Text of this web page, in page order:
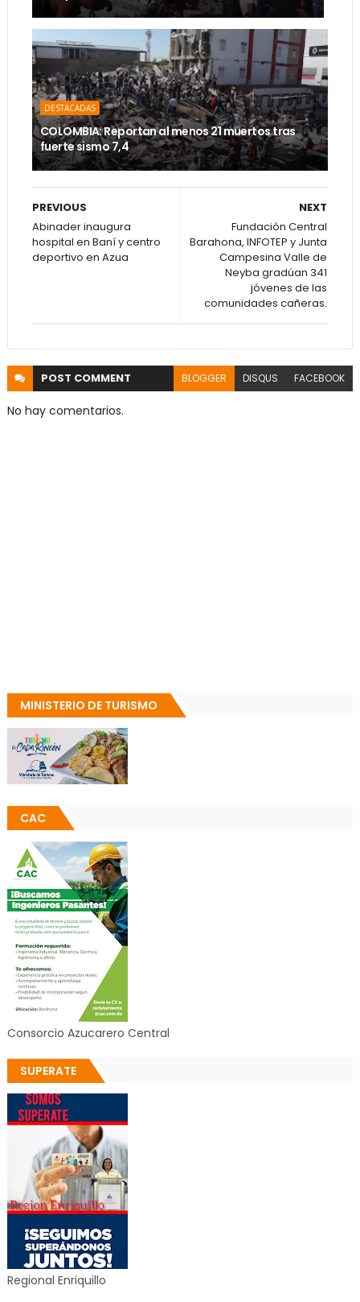
DESTACADAS
COLOMBIA: Reportan al menos 21 muertos tras
fuerte sismo 7,4
NEXT
Fundación Central
Barahona, INFOTEP y Junta
Campesina Valle de
Neyba gradúan 341
jóvenes de las
comunidades cañeras.
PREVIOUS
Abinader inaugura
hospital en Baní y centro
deportivo en Azua
POST COMMENT BLOGGER DISQUS FACEBOOK
No hay comentarios.
MINISTERIO DE TURISMO
CAC
Consorcio Azucarero Central
SUPERATE
Regional Enriquillo